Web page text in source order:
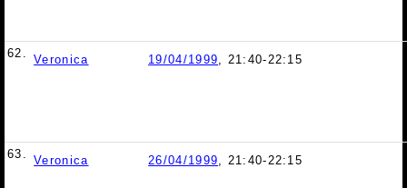
62. Veronica 19/04/1999, 21:40-22:15
63. Veronica 26/04/1999, 21:40-22:15